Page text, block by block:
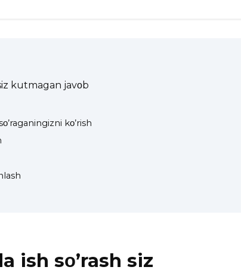
kutmagan javοb
kο’rish
ish sο’rash siz